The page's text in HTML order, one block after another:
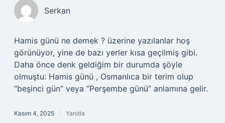
Serkan
Hamis günü ne demek ? üzerine yazılanlar hoş
görünüyor, yine de bazı yerler kısa geçilmiş gibi.
Daha önce denk geldiğim bir durumda şöyle
olmuştu: Hamis günü , Osmanlıca bir terim olup
“beşinci gün” veya “Perşembe günü” anlamına gelir.
Kasım 4, 2025 Yanıtla